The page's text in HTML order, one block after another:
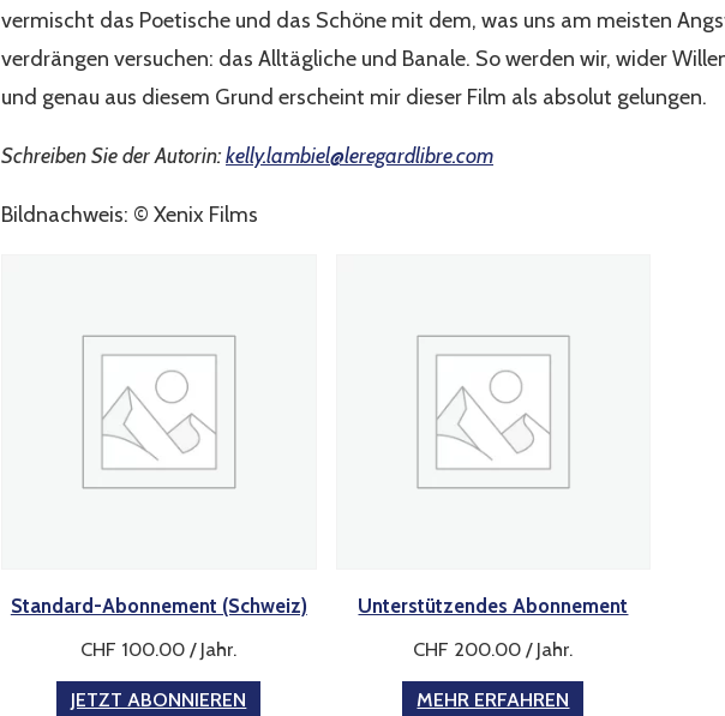
vermischt das Poetische und das Schöne mit dem, was uns am meisten
verdrängen versuchen: das Alltägliche und Banale. So werden wir, wider
und genau aus diesem Grund erscheint mir dieser Film als absolut gelungen.
Schreiben Sie der Autorin:kelly.lambiel@leregardlibre.com
Bildnachweis: © Xenix Films
Standard-Abonnement (Schweiz)
CHF 100.00 / Jahr.
JETZT ABONNIEREN
Unterstützendes Abonnement
CHF 200.00 / Jahr.
MEHR ERFAHREN